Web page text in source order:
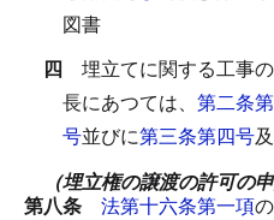
図書
四 埋立てに関する工事
長にあつては、 第二条
号並びに第三条第四号
（埋立権の譲渡の許可の申
第八条 法第十六条第一項